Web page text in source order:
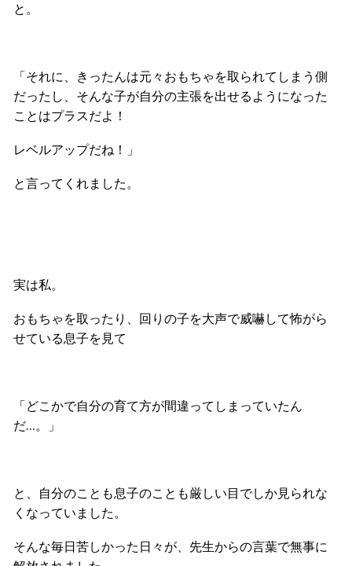
と。
「それに、きったんは元々おもちゃを取られてしまう側
だったし、そんな子が自分の主張を出せるようになった
ことはプラスだよ！
レベルアップだね！」
と言ってくれました。
実は私。
おもちゃを取ったり、回りの子を大声で威嚇して怖がら
せている息子を見て
「どこかで自分の育て方が間違ってしまっていたん
だ…。」
と、自分のことも息子のことも厳しい目でしか見られな
くなっていました。
そんな毎日苦しかった日々が、先生からの言葉で無事に